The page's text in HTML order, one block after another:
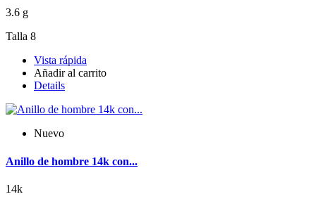
3.6 g
Talla 8
Vista rápida
Añadir al carrito
Details
Nuevo
Anillo de hombre 14k con...
14k